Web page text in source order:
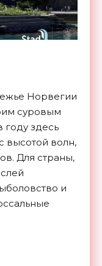
Норвегии
суровым
году здесь
высотой волн,
Для страны,
и